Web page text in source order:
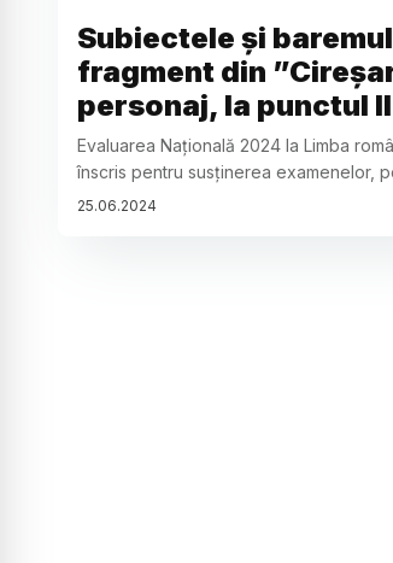
Subiectele și
fragment din
personaj, la punctul II
Evaluarea Națională 2024 la Limba
înscris pentru susținerea examenelor,
25.06.2024